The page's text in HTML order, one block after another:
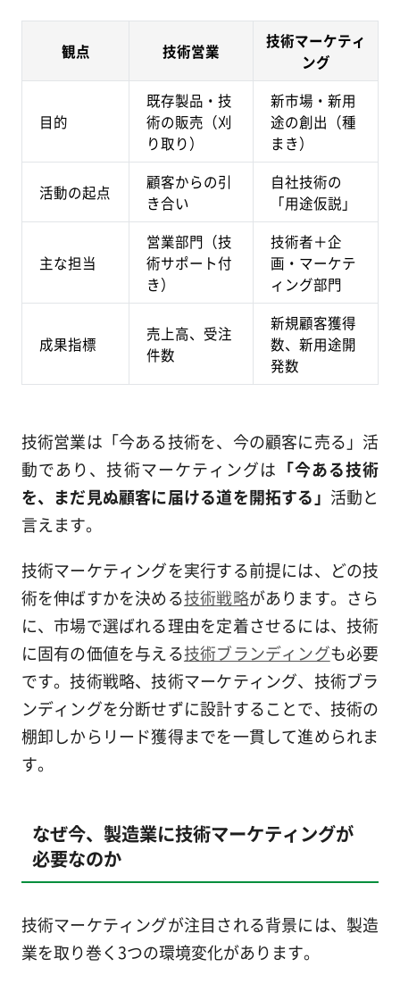
観点 技術営業
技術マーケティ
ング
目的
既存製品・技
術の販売（刈
り取り）
新市場・新用
途の創出（種
まき）
活動の起点
顧客からの引
き合い
自社技術の
「用途仮説」
主な担当
営業部門（技
術サポート付
き）
技術者＋企
画・マーケテ
ィング部門
成果指標
売上高、受注
件数
新規顧客獲得
数、新用途開
発数
技術営業は「今ある技術を、今の顧客に売る」活
動であり、技術マーケティングは 「今ある技術
を、まだ見ぬ顧客に届ける道を開拓する」 活動と
言えます。
技術マーケティングを実行する前提には、どの技
術を伸ばすかを決める技術戦略があります。さら
に、市場で選ばれる理由を定着させるには、技術
に固有の価値を与える技術ブランディングも必要
です。技術戦略、技術マーケティング、技術ブラ
ンディングを分断せずに設計することで、技術の
棚卸しからリード獲得までを一貫して進められま
す。
なぜ今、製造業に技術マーケティングが
必要なのか
技術マーケティングが注目される背景には、製造
業を取り巻く3つの環境変化があります。